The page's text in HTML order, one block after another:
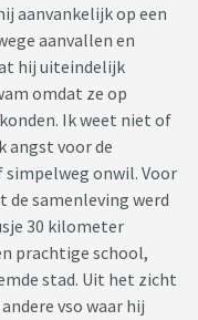
aanvankelijk op een
aanvallen en
hij uiteindelijk
omdat ze op
Ik weet niet of
angst voor de
onwil. Voor
de samenleving werd
30 kilometer
prachtige school,
stad. Uit het zicht
vso waar hij